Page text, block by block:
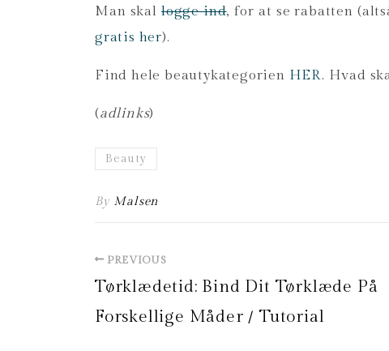
Man skal logge ind, for at se rabatten
gratis her).
Find hele beautykategorien HER. Hvad
(adlinks)
Beauty
By Malsen
PREVIOUS
Tørklædetid: Bind Dit Tørklæde På
Forskellige Måder / Tutorial